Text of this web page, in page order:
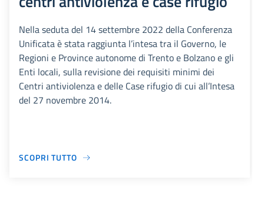
Nella seduta del 14 settembre 2022 della Conferenza
Unificata è stata raggiunta l’intesa tra il Governo, le
Regioni e Province autonome di Trento e Bolzano e gli
Enti locali, sulla revisione dei requisiti minimi dei
Centri antiviolenza e delle Case rifugio di cui all’Intesa
del 27 novembre 2014.
SCOPRI TUTTO